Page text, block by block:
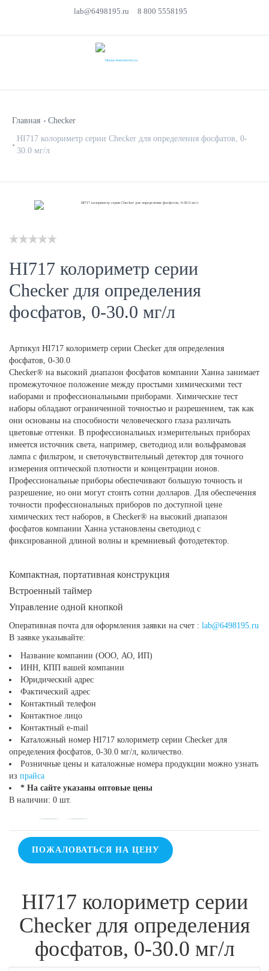
lab@6498195.ru 8 800 5558195
Главная
Checker
HI717 колориметр серии Checker для определения фосфатов, 0-
30.0 мг/л
HI717 колориметр серии
Checker для определения
фосфатов, 0-30.0 мг/л
Артикул HI717 колориметр серии Checker для определения
фосфатов, 0-30.0
Checker® на высокий диапазон фосфатов компании Ханна занимает
промежуточное положение между простыми химическими тест
наборами и профессиональными приборами. Химические тест
наборы обладают ограниченной точностью и разрешением, так как
они основаны на способности человеческого глаза различать
цветовые оттенки. В профессиональных измерительных приборах
имеется источник света, например, светодиод или вольфрамовая
лампа с фильтром, и светочувствительный детектор для точного
измерения оптической плотности и концентрации ионов.
Профессиональные приборы обеспечивают большую точность и
разрешение, но они могут стоить сотни долларов. Для обеспечения
точности профессиональных приборов по доступной цене
химических тест наборов, в Checker® на высокий диапазон
фосфатов компании Ханна установлены светодиод с
фиксированной длиной волны и кремниевый фотодетектор.
Компактная, портативная конструкция
Встроенный таймер
Управление одной кнопкой
Оперативная почта для оформления заявки на счет : lab@6498195.ru
В заявке указывайте:
Название компании (ООО, АО, ИП)
ИНН, КПП вашей компании
Юридический адрес
Фактический адрес
Контактный телефон
Контактное лицо
Контактный e-mail
Каталожный номер HI717 колориметр серии Checker для
определения фосфатов, 0-30.0 мг/л, количество.
Розничные цены и каталожные номера продукции можно узнать
из прайса
* На сайте указаны оптовые цены
В наличии: 0 шт.
ПОЖАЛОВАТЬСЯ НА ЦЕНУ
HI717 колориметр серии
Checker для определения
фосфатов, 0-30.0 мг/л